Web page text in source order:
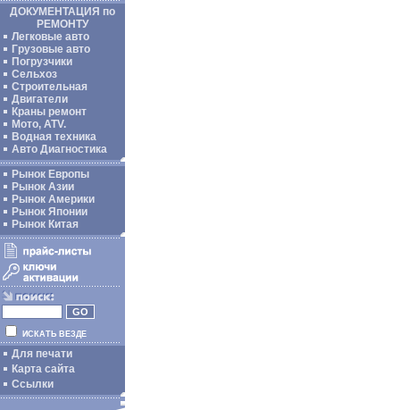
ДОКУМЕНТАЦИЯ по
РЕМОНТУ
Легковые авто
Грузовые авто
Погрузчики
Сельхоз
Строительная
Двигатели
Краны ремонт
Мото, ATV.
Водная техника
Авто Диагностика
Рынок Европы
Рынок Азии
Рынок Америки
Рынок Японии
Рынок Китая
ИСКАТЬ ВЕЗДЕ
Для печати
Карта сайта
Ссылки